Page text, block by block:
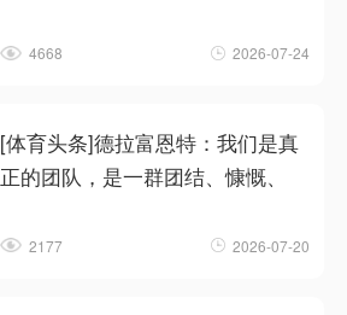
4668 2026-07-24
[体育头条]德拉富恩特：我们是真
正的团队，是一群团结、慷慨、
2177 2026-07-20